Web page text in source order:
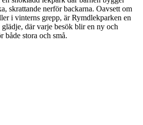
skrattande nerför backarna. Oavsett om
i vinterns grepp, är Rymdlekparken en
där varje besök blir en ny och
både stora och små.